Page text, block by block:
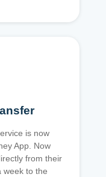
is now
App. Now
from their
week to the